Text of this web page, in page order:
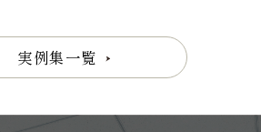
実例集一覧